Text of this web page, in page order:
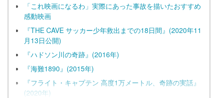
「これ映画になるわ」実際にあった事故を描いたおすすめ
感動映画
『THE CAVE サッカー少年救出までの18日間』(2020年11
月13日公開)
『ハドソン川の奇跡』(2016年)
『海難1890』(2015年)
『フライト・キャプテン 高度1万メートル、奇跡の実話』
(2020年)